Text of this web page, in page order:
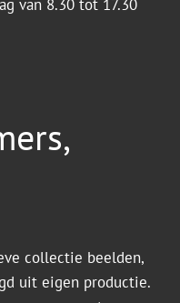
van 8.30 tot 17.30
collectie beelden,
uit eigen productie.